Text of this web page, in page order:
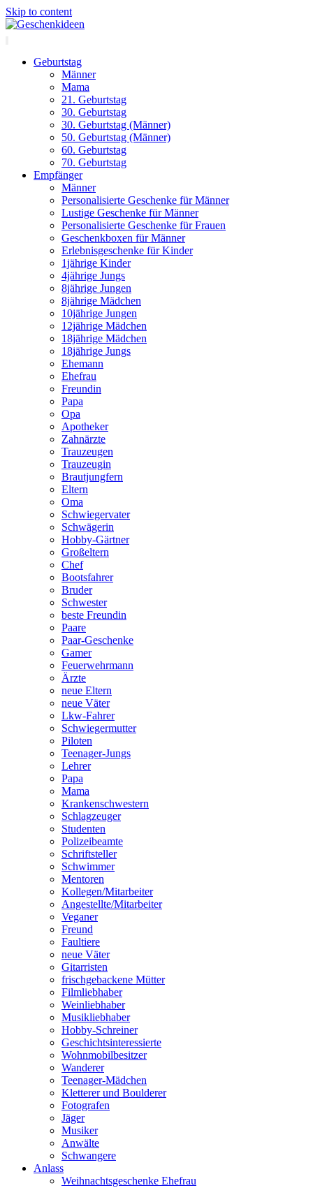
Skip to content
Geburtstag
Männer
Mama
21. Geburtstag
30. Geburtstag
30. Geburtstag (Männer)
50. Geburtstag (Männer)
60. Geburtstag
70. Geburtstag
Empfänger
Männer
Personalisierte Geschenke für Männer
Lustige Geschenke für Männer
Personalisierte Geschenke für Frauen
Geschenkboxen für Männer
Erlebnisgeschenke für Kinder
1jährige Kinder
4jährige Jungs
8jährige Jungen
8jährige Mädchen
10jährige Jungen
12jährige Mädchen
18jährige Mädchen
18jährige Jungs
Ehemann
Ehefrau
Freundin
Papa
Opa
Apotheker
Zahnärzte
Trauzeugen
Trauzeugin
Brautjungfern
Eltern
Oma
Schwiegervater
Schwägerin
Hobby-Gärtner
Großeltern
Chef
Bootsfahrer
Bruder
Schwester
beste Freundin
Paare
Paar-Geschenke
Gamer
Feuerwehrmann
Ärzte
neue Eltern
neue Väter
Lkw-Fahrer
Schwiegermutter
Piloten
Teenager-Jungs
Lehrer
Papa
Mama
Krankenschwestern
Schlagzeuger
Studenten
Polizeibeamte
Schriftsteller
Schwimmer
Mentoren
Kollegen/Mitarbeiter
Angestellte/Mitarbeiter
Veganer
Freund
Faultiere
neue Väter
Gitarristen
frischgebackene Mütter
Filmliebhaber
Weinliebhaber
Musikliebhaber
Hobby-Schreiner
Geschichtsinteressierte
Wohnmobilbesitzer
Wanderer
Teenager-Mädchen
Kletterer und Boulderer
Fotografen
Jäger
Musiker
Anwälte
Schwangere
Anlass
Weihnachtsgeschenke Ehefrau